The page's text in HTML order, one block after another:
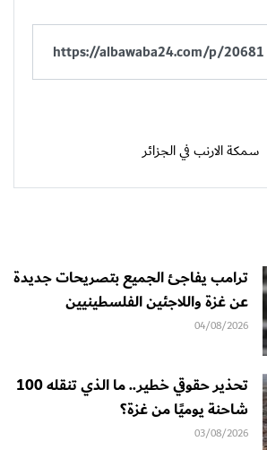
سمكة الارنب في الجزائر
ترامب يفاجئ الجميع بتصريحات جديدة
عن غزة واللاجئين الفلسطينيين
04/08/2026
تحذير حقوقي خطير.. ما الذي تنقله 100
شاحنة يوميًا من غزة؟
03/08/2026